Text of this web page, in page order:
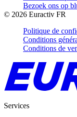
Bezoek ons op
© 2026 Euractiv FR
Politique de
Conditions
Conditions de
Services